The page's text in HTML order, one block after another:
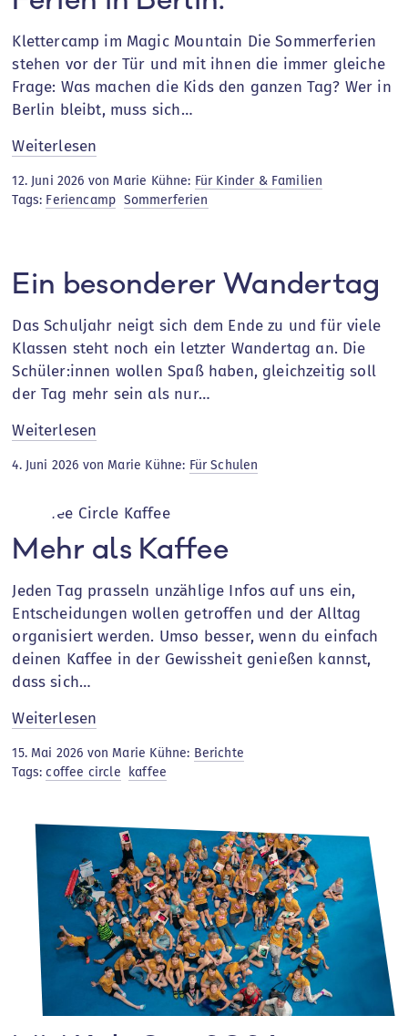
Klettercamp im Magic Mountain Die Sommerferien
stehen vor der Tür und mit ihnen die immer gleiche
Frage: Was machen die Kids den ganzen Tag? Wer in
Berlin bleibt, muss sich…
Weiterlesen
in
Berlin:
12. Juni 2026 von Marie Kühne: Für Kinder & Familien
Tags: Feriencamp Sommerferien
Ein besonderer Wandertag
Das Schuljahr neigt sich dem Ende zu und für viele
Klassen steht noch ein letzter Wandertag an. Die
Schüler:innen wollen Spaß haben, gleichzeitig soll
der Tag mehr sein als nur…
Weiterlesen
besonderer
4. Juni 2026 von Marie Kühne: Für Schulen
Mehr als Kaffee
Jeden Tag prasseln unzählige Infos auf uns ein,
Entscheidungen wollen getroffen und der Alltag
organisiert werden. Umso besser, wenn du einfach
deinen Kaffee in der Gewissheit genießen kannst,
dass sich…
Weiterlesen
als
Kaffee
15. Mai 2026 von Marie Kühne: Berichte
Tags:coffee circle kaffee